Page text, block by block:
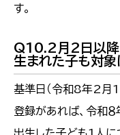
す。
Q10.2月2日以降
生まれた子も対象
基準日（令和8年2月
登録があれば、令和８